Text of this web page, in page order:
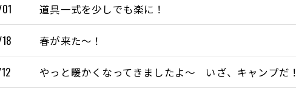
道具一式を少しでも楽に！
春が来た～！
やっと暖かくなってきましたよ～ いざ、キャンプだ！